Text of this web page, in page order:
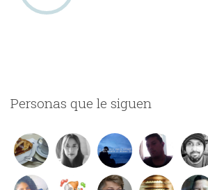
Personas que le siguen